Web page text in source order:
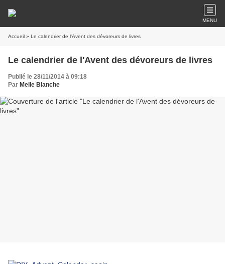
MENU
Accueil » Le calendrier de l'Avent des dévoreurs de livres
Le calendrier de l'Avent des dévoreurs de livres
Publié le 28/11/2014 à 09:18
Par Melle Blanche